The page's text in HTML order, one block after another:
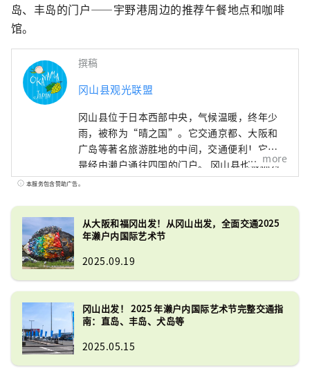
岛、丰岛的门户——宇野港周边的推荐午餐地点和咖啡
馆。
撰稿
冈山县观光联盟
冈山县位于日本西部中央，气候温暖，终年少
雨，被称为“晴之国”。它交通京都、大阪和
广岛等著名旅游胜地的中间，交通便利！它也
是经由濑户通往四国的门户。 冈山县也被称为
“水果冈山”，在濑户内温暖的气候下，阳光
锋葡萄等时令水果！ 冈山还拥有世界级的旅游
景点，包括冈山城、日本三大名园之一的冈山
后乐园以及拥有历史、文化和艺术的仓敷美观
more
本服务包含赞助广告。
从大阪和福冈出发！从冈山出发，全面交通2025
年濑户内国际艺术节
2025.09.19
冈山出发！ 2025 年濑户内国际艺术节完整交通指
南：直岛、丰岛、犬岛等
2025.05.15